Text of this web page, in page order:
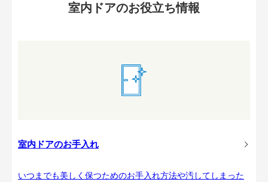
室内ドアのお役立ち情報
室内ドアのお手入れ
いつまでも美しく保つためのお手入れ方法や汚してしまった